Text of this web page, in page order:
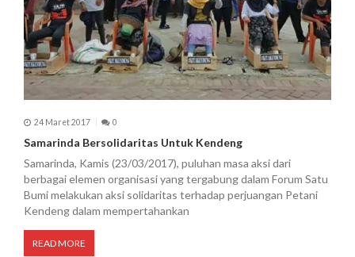
24 Maret 2017 0
Samarinda Bersolidaritas Untuk Kendeng
Samarinda, Kamis (23/03/2017), puluhan masa aksi dari
berbagai elemen organisasi yang tergabung dalam Forum Satu
Bumi melakukan aksi solidaritas terhadap perjuangan Petani
Kendeng dalam mempertahankan
READ MORE